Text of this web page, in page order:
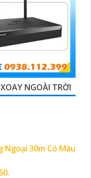
GIÁ RẺ
một giải pháp tuyệt
đình hay văn phòng
chi phí. Camera
CHO BẠN
8G44WF